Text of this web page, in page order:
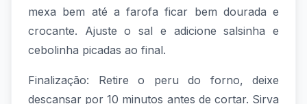
mexa bem até a farofa ficar bem dourada e
crocante. Ajuste o sal e adicione salsinha e
cebolinha picadas ao final.
Finalização: Retire o peru do forno, deixe
descansar por 10 minutos antes de cortar. Sirva